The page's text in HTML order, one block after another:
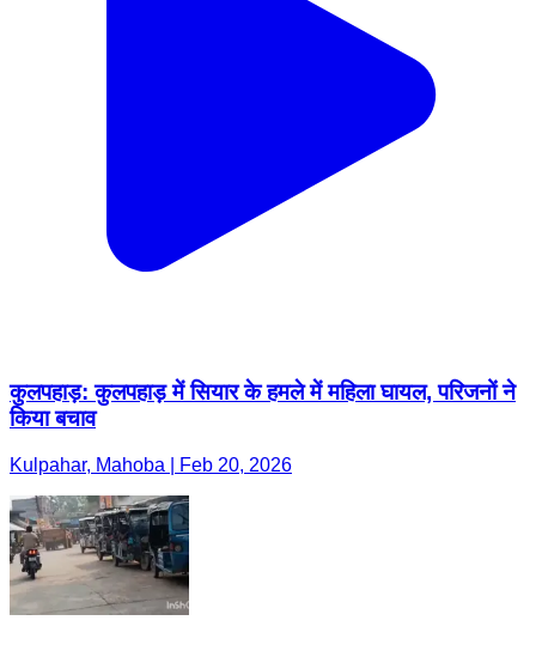
कुलपहाड़: कुलपहाड़ में सियार के हमले में महिला घायल, परिजनों ने
किया बचाव
Kulpahar, Mahoba | Feb 20, 2026